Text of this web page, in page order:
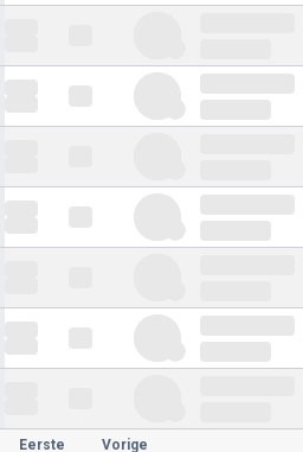
Eerste
Vorige